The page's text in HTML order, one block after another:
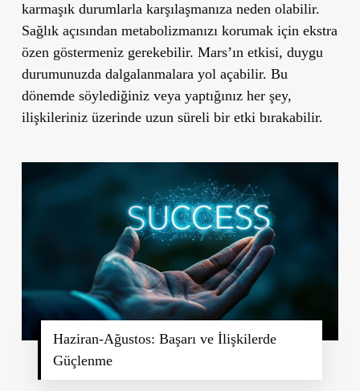
karmaşık durumlarla karşılaşmanıza neden olabilir.
Sağlık açısından metabolizmanızı korumak için ekstra
özen göstermeniz gerekebilir. Mars’ın etkisi, duygu
durumunuzda dalgalanmalara yol açabilir. Bu
dönemde söylediğiniz veya yaptığınız her şey,
ilişkileriniz üzerinde uzun süreli bir etki bırakabilir.
Haziran-Ağustos: Başarı ve İlişkilerde
Güçlenme